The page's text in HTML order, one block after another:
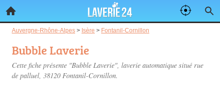
Auvergne-Rhône-Alpes > Isère > Fontanil-Cornillon
Bubble Laverie
Cette fiche présente "Bubble Laverie", laverie automatique situé rue
de palluel, 38120 Fontanil-Cornillon.